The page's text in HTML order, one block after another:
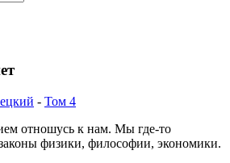
- Том 4
отношусь к нам. Мы где-то
физики, философии, экономики.